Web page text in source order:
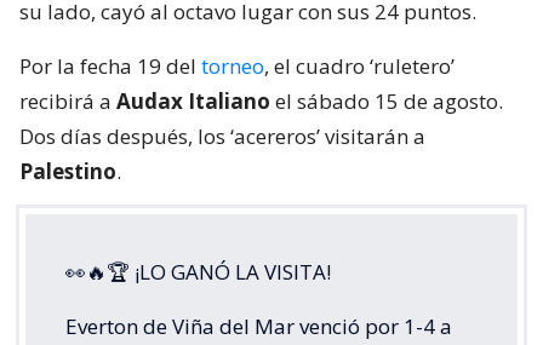
su lado, cayó al octavo lugar con sus 24 puntos.
Por la fecha 19 del torneo, el cuadro ‘ruletero’
recibirá a Audax Italiano el sábado 15 de agosto.
Dos días después, los ‘acereros’ visitarán a
Palestino.
👀🔥🏆 ¡LO GANÓ LA VISITA!
Everton de Viña del Mar venció por 1-4 a